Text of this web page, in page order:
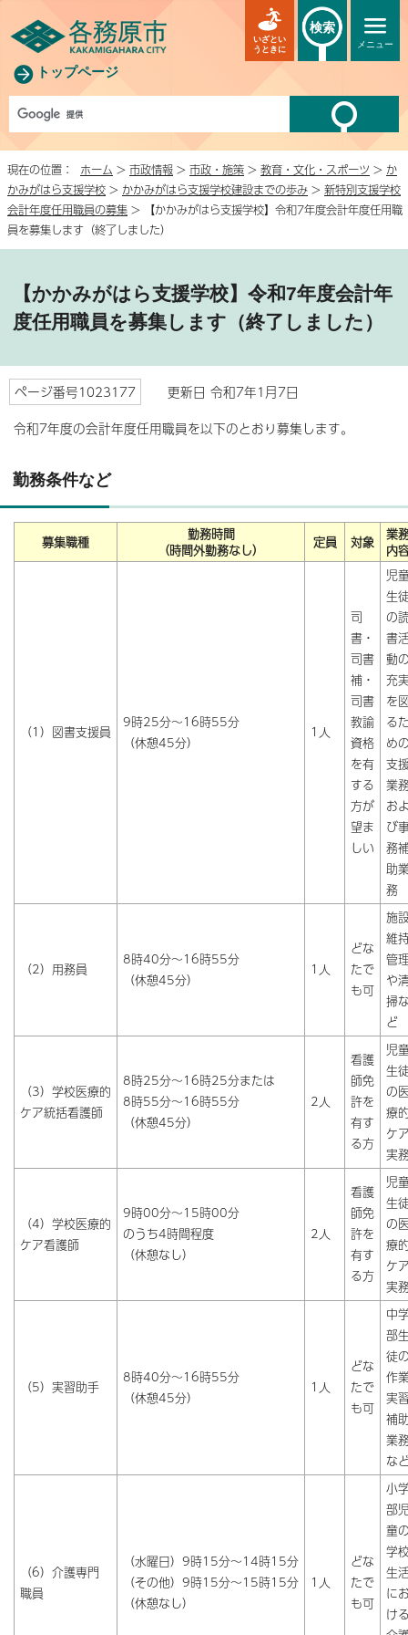
トップページ
メニュー
いざとい
うときに
検索
現在の位置： ホーム > 市政情報 > 市政・施策 > 教育・文化・スポーツ > か
かみがはら支援学校 > かかみがはら支援学校建設までの歩み > 新特別支援学校
会計年度任用職員の募集 > 【かかみがはら支援学校】令和7年度会計年度任用職
員を募集します（終了しました）
【かかみがはら支援学校】令和7年度会計年
度任用職員を募集します（終了しました）
ページ番号1023177
更新日 令和7年1月7日
令和7年度の会計年度任用職員を以下のとおり募集します。
勤務条件など
募集職種
勤務時間
（時間外勤務なし）
定員 対象
業
内
（1）図書支援員
9時25分～16時55分
（休憩45分）
1人
司
書・
司書
補・
司書
教諭
資格
を有
する
方が
望ま
しい
児
生
の
書
動
充
を
る
め
支
業
お
び
務
助
務
（2）用務員
8時40分～16時55分
（休憩45分）
1人
どな
たで
も可
施
維
管
や
掃
ど
（3）学校医療的
ケア統括看護師
8時25分～16時25分または
8時55分～16時55分
（休憩45分）
2人
看護
師免
許を
有す
る方
児
生
の
療
ケ
実
（4）学校医療的
ケア看護師
9時00分～15時00分
のうち4時間程度
（休憩なし）
2人
看護
師免
許を
有す
る方
児
生
の
療
ケ
実
（5）実習助手
8時40分～16時55分
（休憩45分）
1人
どな
たで
も可
中
部
徒
作
実
補
業
な
（6）介護専門
職員
（水曜日）9時15分～14時15分
（その他）9時15分～15時15分
（休憩なし）
1人
どな
たで
も可
小
部
童
学
生
に
け